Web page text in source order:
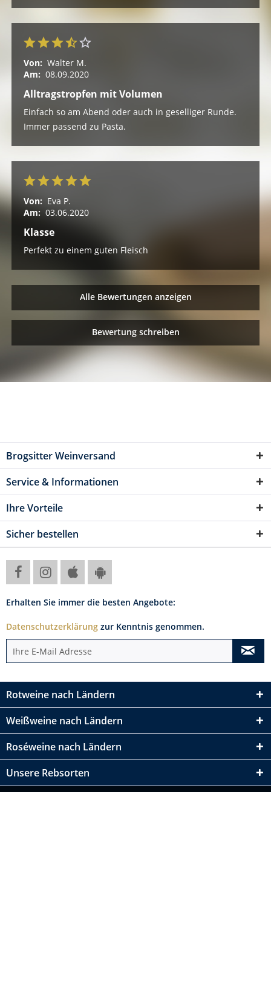
Von: Walter M.
Am: 08.09.2020
Alltragstropfen mit Volumen
Einfach so am Abend oder auch in geselliger Runde.
Immer passend zu Pasta.
Von: Eva P.
Am: 03.06.2020
Klasse
Perfekt zu einem guten Fleisch
Alle Bewertungen anzeigen
Bewertung schreiben
Brogsitter Weinversand
Service & Informationen
Ihre Vorteile
Sicher bestellen
Erhalten Sie immer die besten Angebote:
Datenschutzerklärung zur Kenntnis genommen.
Rotweine nach Ländern
Weißweine nach Ländern
Roséweine nach Ländern
Unsere Rebsorten